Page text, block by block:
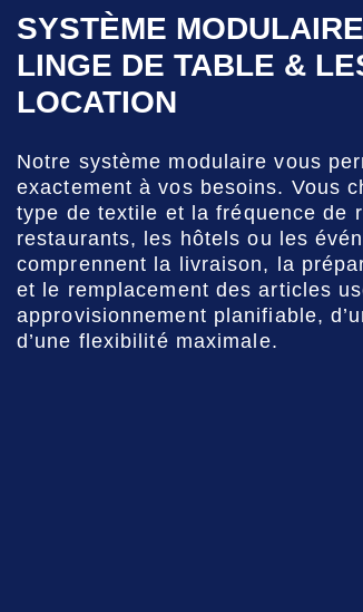
SYSTÈME
LINGE DE TABLE &
LOCATION
Notre système modulaire vous
exactement à vos besoins. Vous
type de textile et la fréquence de
restaurants, les hôtels ou les
comprennent la livraison, la
et le remplacement des articles
approvisionnement planifiable,
d’une flexibilité maximale.